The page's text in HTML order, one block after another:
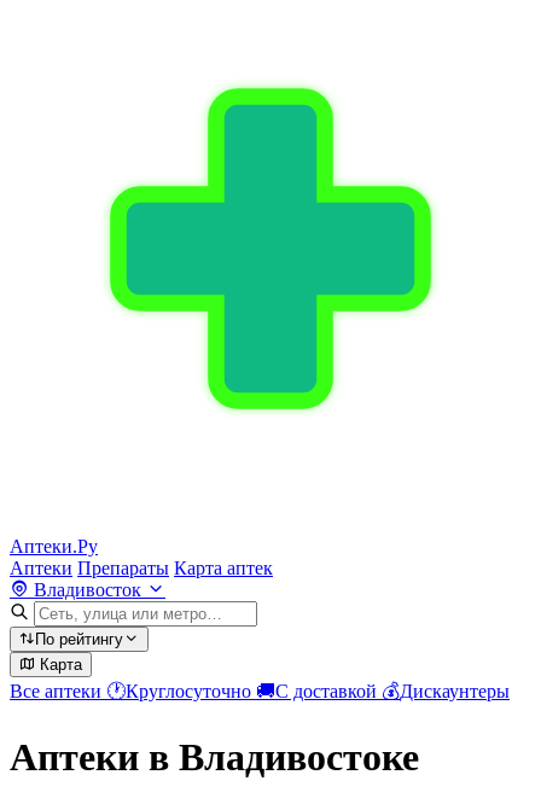
Аптеки.Ру
Аптеки Препараты Карта аптек
Владивосток
По рейтингу
Карта
Все аптеки 🕐Круглосуточно 🚚С доставкой 💰Дискаунтеры
Аптеки в Владивостоке